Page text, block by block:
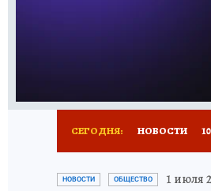
СЕГОДНЯ: НОВОСТИ
87 ЛЕТ
НОВОСТИ ОБЩЕСТВО 1 июля